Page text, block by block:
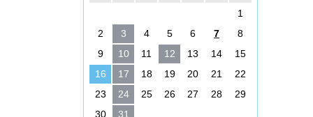
1
2
3 4 5 6 7
8
9
10 11 12 13 14
15
16
17 18 19 20 21
22
23
24 25 26 27 28
29
30
31